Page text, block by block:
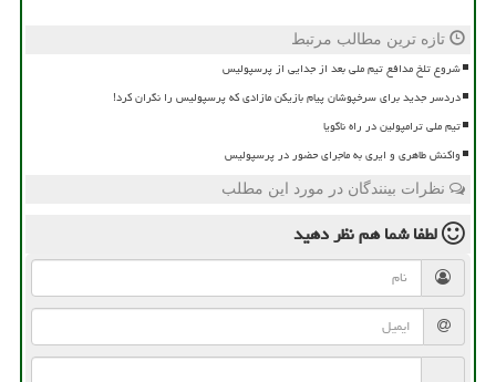
تازه ترین مطالب مرتبط
شروع تلخ مدافع تیم ملی بعد از جدایی از پرسپولیس
دردسر جدید برای سرخپوشان پیام بازیکن مازادی که پرسپولیس را نگران کرد!
تیم ملی ترامپولین در راه ناگویا
واکنش طاهری و ایری به ماجرای حضور در پرسپولیس
نظرات بینندگان در مورد این مطلب
لطفا شما همنظر دهید